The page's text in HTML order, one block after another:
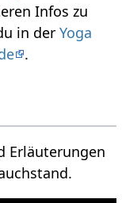
Infos zu
in derYoga
.
Erläuterungen